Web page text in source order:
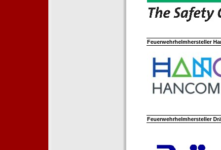
Feuerwehrhelmhersteller
Feuerwehrhelmhersteller